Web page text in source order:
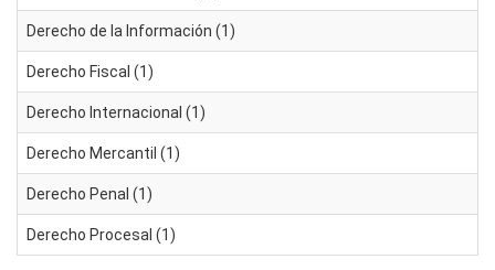
Derecho de la Información (1)
Derecho Fiscal (1)
Derecho Internacional (1)
Derecho Mercantil (1)
Derecho Penal (1)
Derecho Procesal (1)